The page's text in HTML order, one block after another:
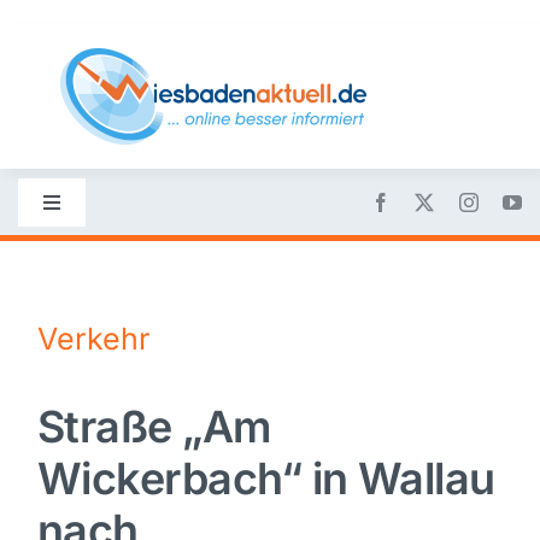
content
Toggle
Navigation
Nachrichten
Politik
Wirtschaft
Verkehr
Straße „Am
Wickerbach“ in Wallau